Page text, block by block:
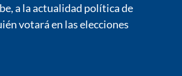
a la actualidad política de
votará en las elecciones